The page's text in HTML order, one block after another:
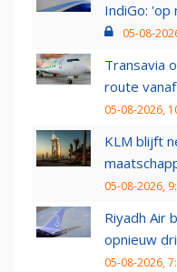
IndiGo: 'op
05-08-
Transavia
route
05-08-2026,
KLM blijft
05-08-2026,
Riyadh Air
opnieuw
05-08-2026,